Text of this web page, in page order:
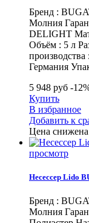
Бренд :
Молния
DELIGHT
Объём : 5 л
Германия
5 948 руб -
Купить
В избранное
Добавить к
Цена
просмотр
Несессер Lido
Бренд :
Молния